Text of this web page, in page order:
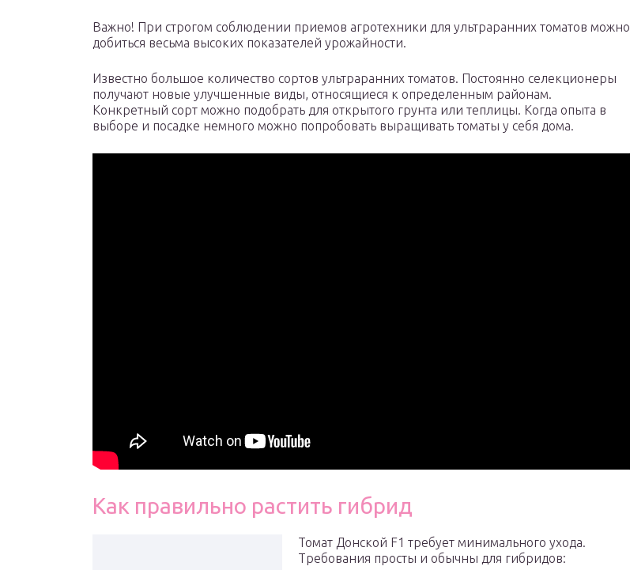
Важно! При строгом соблюдении приемов агротехники для ультраранних томатов можно
добиться весьма высоких показателей урожайности.
Известно большое количество сортов ультраранних томатов. Постоянно селекционеры
получают новые улучшенные виды, относящиеся к определенным районам.
Конкретный сорт можно подобрать для открытого грунта или теплицы. Когда опыта в
выборе и посадке немного можно попробовать выращивать томаты у себя дома.
Как правильно растить гибрид
Томат Донской F1 требует минимального ухода.
Требования просты и обычны для гибридов: